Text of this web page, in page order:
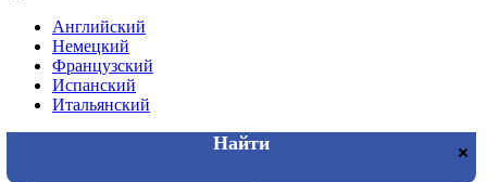
Английский
Немецкий
Французский
Испанский
Итальянский